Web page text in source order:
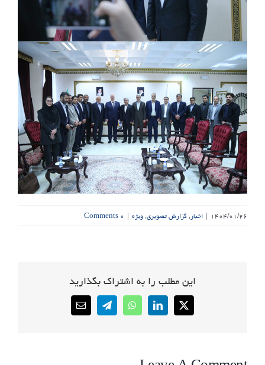
۱۴۰۴/۰۱/۲۶ | اخبار,گزارش تصویری,ویژه | ۰ Comments
این مطلب را به اشتراک بگذارید
X
LinkedIn
WhatsApp
Telegram
Email